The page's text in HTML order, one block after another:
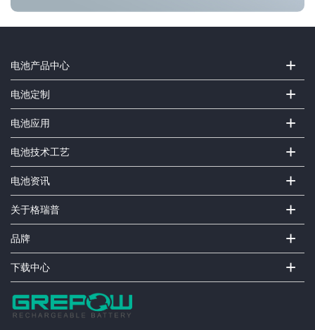
电池产品中心 +
电池定制 +
电池应用 +
电池技术工艺 +
电池资讯 +
关于格瑞普 +
品牌 +
下载中心 +